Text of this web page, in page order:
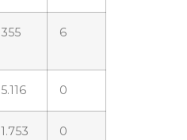
355 6
5.116 0
1.753 0